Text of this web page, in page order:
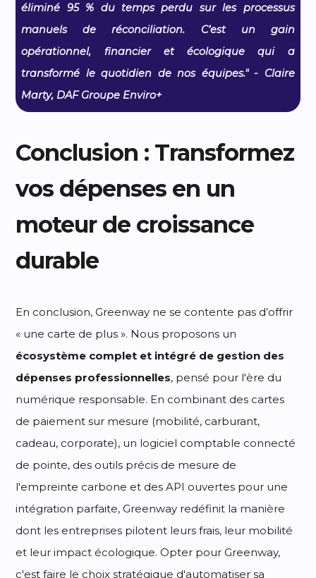
éliminé 95 % du temps perdu sur les processus
manuels de réconciliation. C’est un gain
opérationnel, financier et écologique qui a
transformé le quotidien de nos équipes." - Claire
Marty, DAF Groupe Enviro+
Conclusion : Transformez
vos dépenses en un
moteur de croissance
durable
En conclusion, Greenway ne se contente pas d’offrir
« une carte de plus ». Nous proposons un
écosystème complet et intégré de gestion des
dépenses professionnelles, pensé pour l'ère du
numérique responsable. En combinant des cartes
de paiement sur mesure (mobilité, carburant,
cadeau, corporate), un logiciel comptable connecté
de pointe, des outils précis de mesure de
l'empreinte carbone et des API ouvertes pour une
intégration parfaite, Greenway redéfinit la manière
dont les entreprises pilotent leurs frais, leur mobilité
et leur impact écologique. Opter pour Greenway,
c'est faire le choix stratégique d'automatiser sa